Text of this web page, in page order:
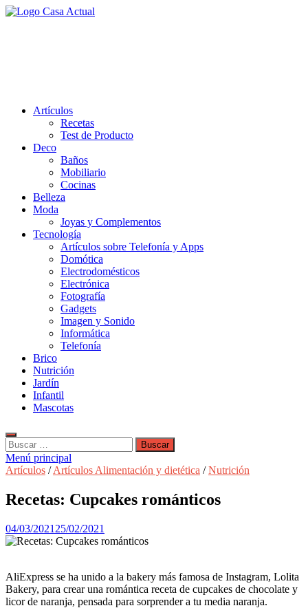
Saltar
Artículos
Recetas
Test de Producto
Deco
Baños
Mobiliario
Cocinas
Belleza
Moda
Joyas y Complementos
Tecnología
Artículos sobre Telefonía y Apps
Domótica
Electrodomésticos
Electrónica
Fotografía
Gadgets
Imagen y Sonido
Informática
Telefonía
Brico
Nutrición
Jardín
Infantil
Mascotas
Buscar:
Menú principal
Artículos /Artículos Alimentación y dietética /Nutrición
Recetas: Cupcakes románticos
04/03/2021 25/02/2021
AliExpress se ha unido a la bakery más famosa de Instagram, Lolita
Bakery, para crear una romántica receta de cupcakes de chocolate y
licor de naranja, pensada para sorprender a tu media naranja.